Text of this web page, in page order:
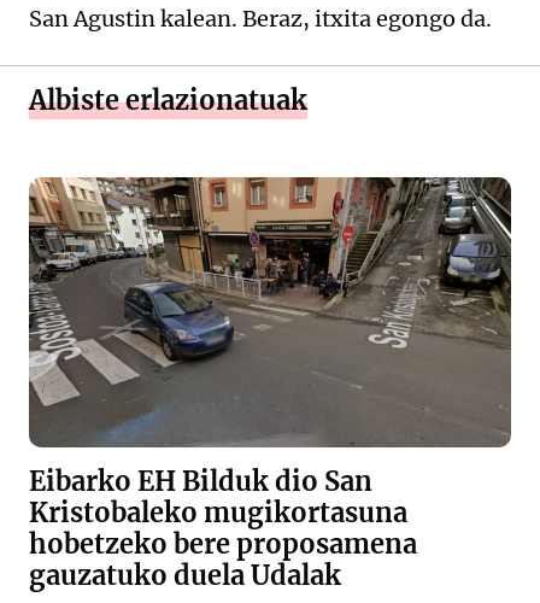
San Agustin kalean. Beraz, itxita egongo da.
Albiste erlazionatuak
Eibarko EH Bilduk dio San
Kristobaleko mugikortasuna
hobetzeko bere proposamena
gauzatuko duela Udalak